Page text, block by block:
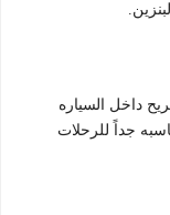
داخل السياره
جداً للرحلات